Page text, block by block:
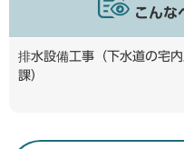
こんな
排水設備工事（下水道の宅
課）